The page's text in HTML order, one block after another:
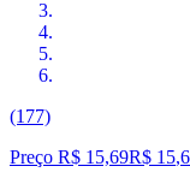
(177)
Preço R$ 15,69R$ 15,